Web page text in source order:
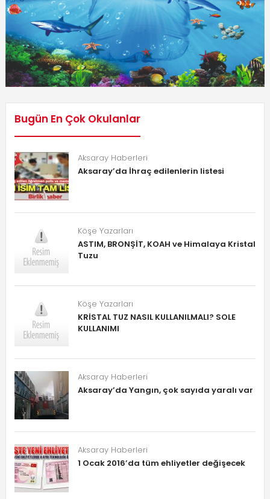
Bugün En Çok Okulanlar
Aksaray Haberleri
Aksaray’da İhraç edilenlerin listesi
Köşe Yazarları
ASTIM, BRONŞİT, KOAH ve Himalaya Kristal
Tuzu
Köşe Yazarları
KRİSTAL TUZ NASIL KULLANILMALI? SOLE
KULLANIMI
Aksaray Haberleri
Aksaray’da Yangın, çok sayıda yaralı var
Aksaray Haberleri
1 Ocak 2016’da tüm ehliyetler değişecek